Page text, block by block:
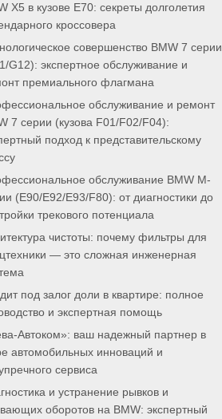
X5 в кузове E70: секреты долголетия
кроссовера
совершенство BMW 7 серии
G12): экспертное обслуживание и
премиального флагмана
обслуживание и ремонт
7 серии (кузова F01/F02/F04):
подход к представительскому
обслуживание BMW M-
(E90/E92/E93/F80): от диагностики до
трекового потенциала
чистоты: почему фильтры для
— это сложная инженерная
под залог доли в квартире: полное
и экспертная помощь
Автоком»: ваш надежный партнер в
автомобильных инноваций и
сервиса
и устранение рывков и
оборотов на BMW: экспертный